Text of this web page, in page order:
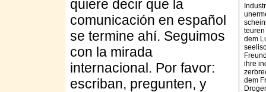
quiere decir que la
comunicación en español
se termine ahí. Seguimos
con la mirada
internacional. Por favor:
escriban, pregunten, y
dem
ihre
dem